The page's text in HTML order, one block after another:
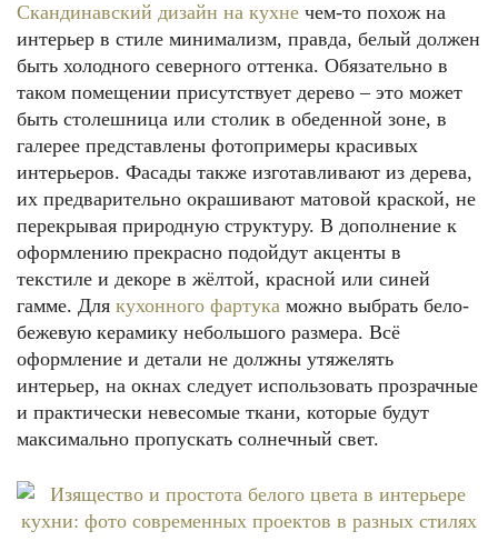
Скандинавский дизайн на кухне чем-то похож на
интерьер в стиле минимализм, правда, белый должен
быть холодного северного оттенка. Обязательно в
таком помещении присутствует дерево – это может
быть столешница или столик в обеденной зоне, в
галерее представлены фотопримеры красивых
интерьеров. Фасады также изготавливают из дерева,
их предварительно окрашивают матовой краской, не
перекрывая природную структуру. В дополнение к
оформлению прекрасно подойдут акценты в
текстиле и декоре в жёлтой, красной или синей
гамме. Для кухонного фартука можно выбрать бело-
бежевую керамику небольшого размера. Всё
оформление и детали не должны утяжелять
интерьер, на окнах следует использовать прозрачные
и практически невесомые ткани, которые будут
максимально пропускать солнечный свет.